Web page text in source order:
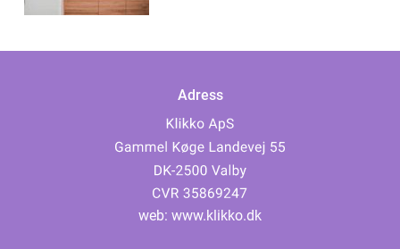
Adress
web: www.klikko.dk